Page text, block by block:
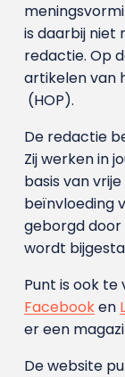
is daarbij niet
redactie. Op
artikelen van
(HOP).
De redactie
Zij werken in
basis van
beïnvloeding
geborgd door
wordt
Punt is ook te
Facebooken
er een
De website